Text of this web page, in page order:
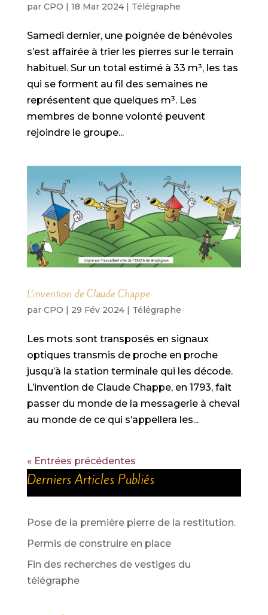
par CPO | 18 Mar 2024| Télégraphe
Samedi dernier, une poignée de bénévoles
s’est affairée à trier les pierres sur le terrain
habituel. Sur un total estimé à 33 m³, les tas
qui se forment au fil des semaines ne
représentent que quelques m³. Les
membres de bonne volonté peuvent
rejoindre le groupe...
L’invention de Claude Chappe
par CPO | 29 Fév 2024| Télégraphe
Les mots sont transposés en signaux
optiques transmis de proche en proche
jusqu’à la station terminale qui les décode.
L’invention de Claude Chappe, en 1793, fait
passer du monde de la messagerie à cheval
au monde de ce qui s’appellera les...
« Entrées précédentes
Derniers Articles Publiés
Pose de la première pierre de la restitution.
Permis de construire en place
Fin des recherches de vestiges du
télégraphe